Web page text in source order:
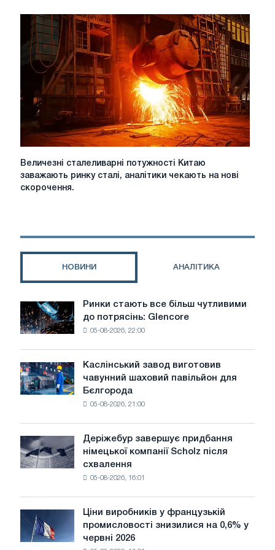
Україні
першому
кварталі
скоротилася
3,4%
Величезні
сталі,
Величезні сталеливарні потужності Китаю
заважають ринку сталі, аналітики чекають на нові
скорочення.
НОВИНИ АНАЛІТИКА
Ринки
стають
все
до
потрясінь:
Glencore
Ринки стають все більш чутливими
до потрясінь: Glencore
05-08-2026, 22:00
Каслінський
завод
виготовив
для
Бєлгорода
Каслінський завод виготовив
чавунний шаховий павільйон для
Бєлгорода
05-08-2026, 21:00
Деріжебур
завершує
придбання
після
схвалення
Європейської
Деріжебур завершує придбання
німецької компанії Scholz після
схвалення
05-08-2026, 16:01
Ціни
виробників
у
Ціни виробників у французькій
промисловості знизилися на 0,6% у
червні 2026